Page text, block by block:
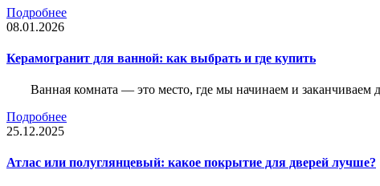
Подробнее
08.01.2026
Керамогранит для ванной: как выбрать и где купить
Ванная комната — это место, где мы начинаем и
Подробнее
25.12.2025
Атлас или полуглянцевый: какое покрытие для дверей лучше?